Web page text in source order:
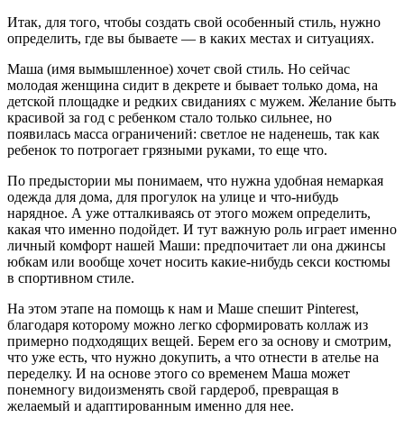
Итак, для того, чтобы создать свой особенный стиль, нужно
определить, где вы бываете — в каких местах и ситуациях.
Маша (имя вымышленное) хочет свой стиль. Но сейчас
молодая женщина сидит в декрете и бывает только дома, на
детской площадке и редких свиданиях с мужем. Желание быть
красивой за год с ребенком стало только сильнее, но
появилась масса ограничений: светлое не наденешь, так как
ребенок то потрогает грязными руками, то еще что.
По предыстории мы понимаем, что нужна удобная немаркая
одежда для дома, для прогулок на улице и что-нибудь
нарядное. А уже отталкиваясь от этого можем определить,
какая что именно подойдет. И тут важную роль играет именно
личный комфорт нашей Маши: предпочитает ли она джинсы
юбкам или вообще хочет носить какие-нибудь секси костюмы
в спортивном стиле.
На этом этапе на помощь к нам и Маше спешит Pinterest,
благодаря которому можно легко сформировать коллаж из
примерно подходящих вещей. Берем его за основу и смотрим,
что уже есть, что нужно докупить, а что отнести в ателье на
переделку. И на основе этого со временем Маша может
понемногу видоизменять свой гардероб, превращая в
желаемый и адаптированным именно для нее.